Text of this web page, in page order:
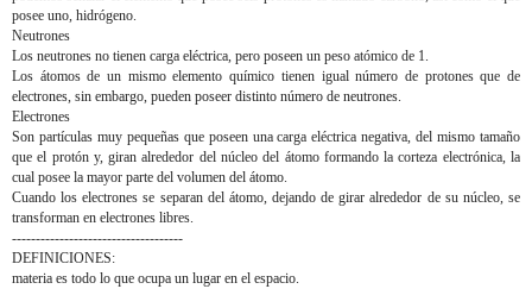
posee uno, hidrógeno.
Neutrones
Los neutrones no tienen carga eléctrica, pero poseen un peso atómico de 1.
Los átomos de un mismo elemento químico tienen igual número de protones que de
electrones, sin embargo, pueden poseer distinto número de neutrones.
Electrones
Son partículas muy pequeñas que poseen una carga eléctrica negativa, del mismo tamaño
que el protón y, giran alrededor del núcleo del átomo formando la corteza electrónica, la
cual posee la mayor parte del volumen del átomo.
Cuando los electrones se separan del átomo, dejando de girar alrededor de su núcleo, se
transforman en electrones libres.
------------------------------------
DEFINICIONES:
materia es todo lo que ocupa un lugar en el espacio.